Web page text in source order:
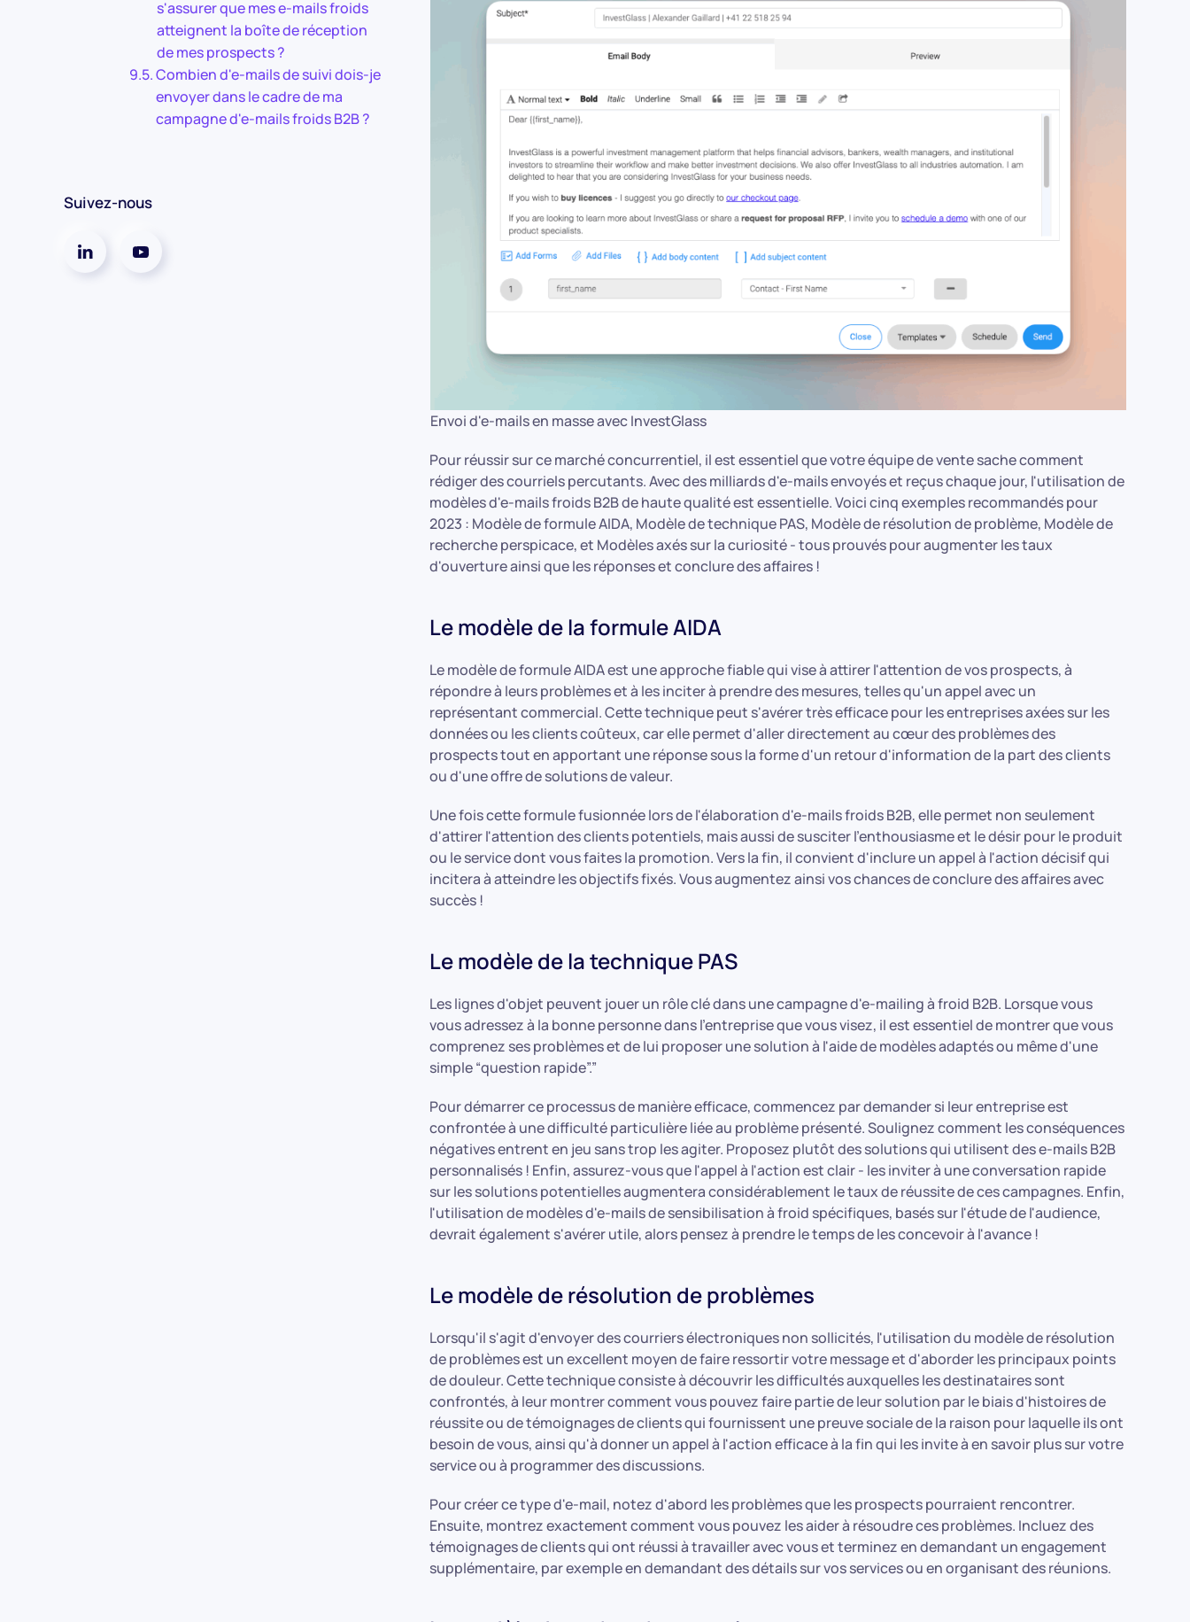
s'assurer que mes e-mails froids
atteignent la boîte de réception
de mes prospects ?
Combien d'e-mails de suivi dois-je
envoyer dans le cadre de ma
campagne d'e-mails froids B2B ?
Suivez-nous
Envoi d'e-mails en masse avec InvestGlass
Pour réussir sur ce marché concurrentiel, il est essentiel que votre équipe de vente sache comment
rédiger des courriels percutants. Avec des milliards d'e-mails envoyés et reçus chaque jour, l'utilisation de
modèles d'e-mails froids B2B de haute qualité est essentielle. Voici cinq exemples recommandés pour
2023 : Modèle de formule AIDA, Modèle de technique PAS, Modèle de résolution de problème, Modèle de
recherche perspicace, et Modèles axés sur la curiosité - tous prouvés pour augmenter les taux
d'ouverture ainsi que les réponses et conclure des affaires !
Le modèle de la formule AIDA
Le modèle de formule AIDA est une approche fiable qui vise à attirer l'attention de vos prospects, à
répondre à leurs problèmes et à les inciter à prendre des mesures, telles qu'un appel avec un
représentant commercial. Cette technique peut s'avérer très efficace pour les entreprises axées sur les
données ou les clients coûteux, car elle permet d'aller directement au cœur des problèmes des
prospects tout en apportant une réponse sous la forme d'un retour d'information de la part des clients
ou d'une offre de solutions de valeur.
Une fois cette formule fusionnée lors de l'élaboration d'e-mails froids B2B, elle permet non seulement
d'attirer l'attention des clients potentiels, mais aussi de susciter l'enthousiasme et le désir pour le produit
ou le service dont vous faites la promotion. Vers la fin, il convient d'inclure un appel à l'action décisif qui
incitera à atteindre les objectifs fixés. Vous augmentez ainsi vos chances de conclure des affaires avec
succès !
Le modèle de la technique PAS
Les lignes d'objet peuvent jouer un rôle clé dans une campagne d'e-mailing à froid B2B. Lorsque vous
vous adressez à la bonne personne dans l'entreprise que vous visez, il est essentiel de montrer que vous
comprenez ses problèmes et de lui proposer une solution à l'aide de modèles adaptés ou même d'une
simple “question rapide”.”
Pour démarrer ce processus de manière efficace, commencez par demander si leur entreprise est
confrontée à une difficulté particulière liée au problème présenté. Soulignez comment les conséquences
négatives entrent en jeu sans trop les agiter. Proposez plutôt des solutions qui utilisent des e-mails B2B
personnalisés ! Enfin, assurez-vous que l'appel à l'action est clair - les inviter à une conversation rapide
sur les solutions potentielles augmentera considérablement le taux de réussite de ces campagnes. Enfin,
l'utilisation de modèles d'e-mails de sensibilisation à froid spécifiques, basés sur l'étude de l'audience,
devrait également s'avérer utile, alors pensez à prendre le temps de les concevoir à l'avance !
Le modèle de résolution de problèmes
Lorsqu'il s'agit d'envoyer des courriers électroniques non sollicités, l'utilisation du modèle de résolution
de problèmes est un excellent moyen de faire ressortir votre message et d'aborder les principaux points
de douleur. Cette technique consiste à découvrir les difficultés auxquelles les destinataires sont
confrontés, à leur montrer comment vous pouvez faire partie de leur solution par le biais d'histoires de
réussite ou de témoignages de clients qui fournissent une preuve sociale de la raison pour laquelle ils ont
besoin de vous, ainsi qu'à donner un appel à l'action efficace à la fin qui les invite à en savoir plus sur votre
service ou à programmer des discussions.
Pour créer ce type d'e-mail, notez d'abord les problèmes que les prospects pourraient rencontrer.
Ensuite, montrez exactement comment vous pouvez les aider à résoudre ces problèmes. Incluez des
témoignages de clients qui ont réussi à travailler avec vous et terminez en demandant un engagement
supplémentaire, par exemple en demandant des détails sur vos services ou en organisant des réunions.